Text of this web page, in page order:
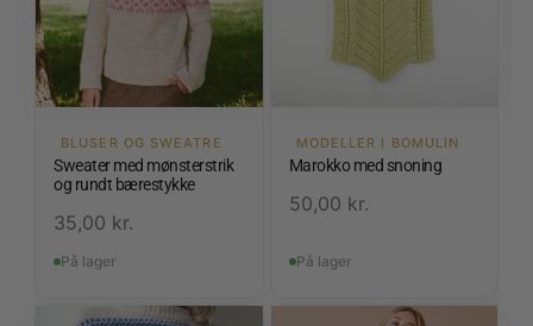
BLUSER OG SWEATRE
Sweater med mønsterstrik
og rundt bærestykke
35,00 kr.
På lager
MODELLER I BOMULIN
Marokko med snoning
50,00 kr.
På lager